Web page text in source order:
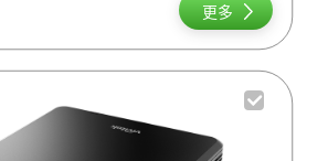
更多